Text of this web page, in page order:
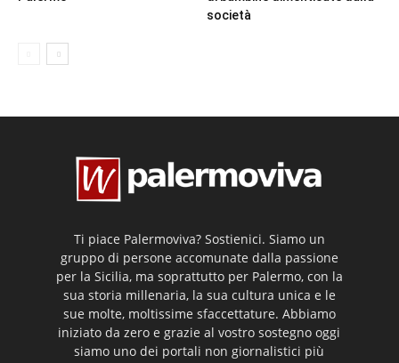
società
Ti piace Palermoviva? Sostienici. Siamo un
gruppo di persone accomunate dalla passione
per la Sicilia, ma soprattutto per Palermo, con la
sua storia millenaria, la sua cultura unica e le
sue molte, moltissime sfaccettature. Abbiamo
iniziato da zero e grazie al vostro sostegno oggi
siamo uno dei portali non giornalistici più